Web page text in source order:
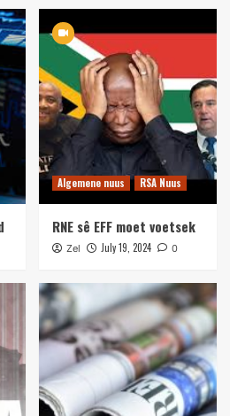
Algemene nuus RSA Nuus
RNE sê EFF moet voetsek
Zel July 19, 2024 0